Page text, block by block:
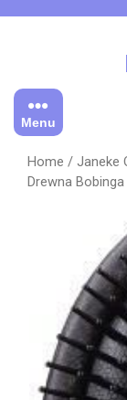
Menu
Home / Janeke
Drewna